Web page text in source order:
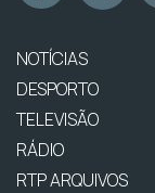
NOTÍCIAS
DESPORTO
TELEVISÃO
RÁDIO
RTP ARQUIVOS